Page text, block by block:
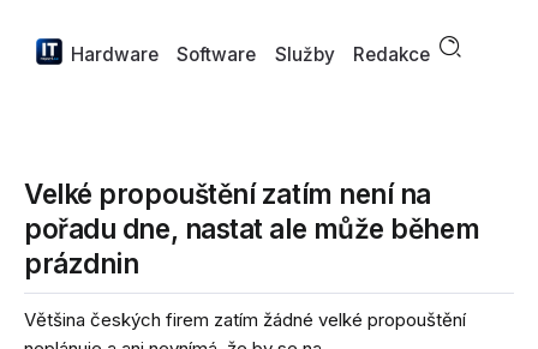
Hardware Software Služby Redakce
Velké propouštění zatím není na
pořadu dne, nastat ale může během
prázdnin
Většina českých firem zatím žádné velké propouštění